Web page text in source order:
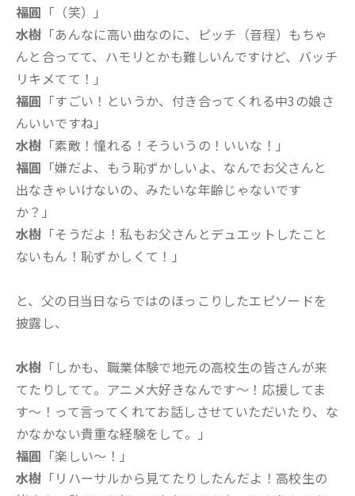
福圓 「（笑）」
水樹 「あんなに高い曲なのに、ピッチ（音程）もちゃ
んと合ってて、ハモリとかも難しいんですけど、バッチ
リキメてて！」
福圓 「すごい！というか、付き合ってくれる中3の娘さ
んいいですね」
水樹 「素敵！憧れる！そういうの！いいな！」
福圓 「嫌だよ、もう恥ずかしいよ、なんでお父さんと
出なきゃいけないの、みたいな年齢じゃないです
か？」
水樹 「そうだよ！私もお父さんとデュエットしたこと
ないもん！恥ずかしくて！」
と、父の日当日ならではのほっこりしたエピソードを
披露し、
水樹 「しかも、職業体験で地元の高校生の皆さんが来
てたりしてて。アニメ大好きなんです〜！応援してま
す〜！って言ってくれてお話しさせていただいたり、な
かなかない貴重な経験をして。」
福圓 「楽しい〜！」
水樹 「リハーサルから見てたりしたんだよ！高校生の